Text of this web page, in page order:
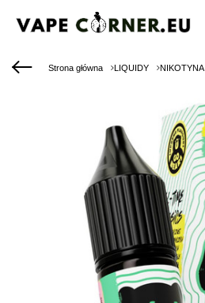
Strona główna LIQUIDY NIKOTYNA